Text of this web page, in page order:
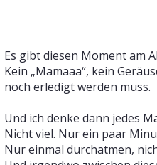
Es gibt diesen Moment am
Kein „Mamaaa“, kein
noch erledigt werden muss.
Und ich denke dann jedes
Nicht viel. Nur ein paar
Nur einmal durchatmen,